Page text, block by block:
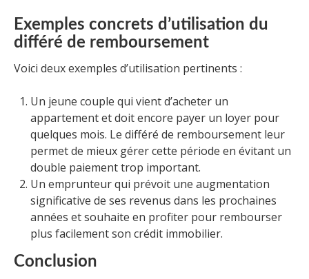
Exemples concrets d’utilisation du
différé de remboursement
Voici deux exemples d’utilisation pertinents :
Un jeune couple qui vient d’acheter un
appartement et doit encore payer un loyer pour
quelques mois. Le différé de remboursement leur
permet de mieux gérer cette période en évitant un
double paiement trop important.
Un emprunteur qui prévoit une augmentation
significative de ses revenus dans les prochaines
années et souhaite en profiter pour rembourser
plus facilement son crédit immobilier.
Conclusion